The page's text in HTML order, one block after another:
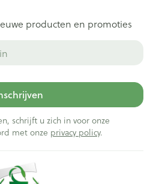
producten en promoties
schrijft u zich in voor onze
met onze privacy policy.